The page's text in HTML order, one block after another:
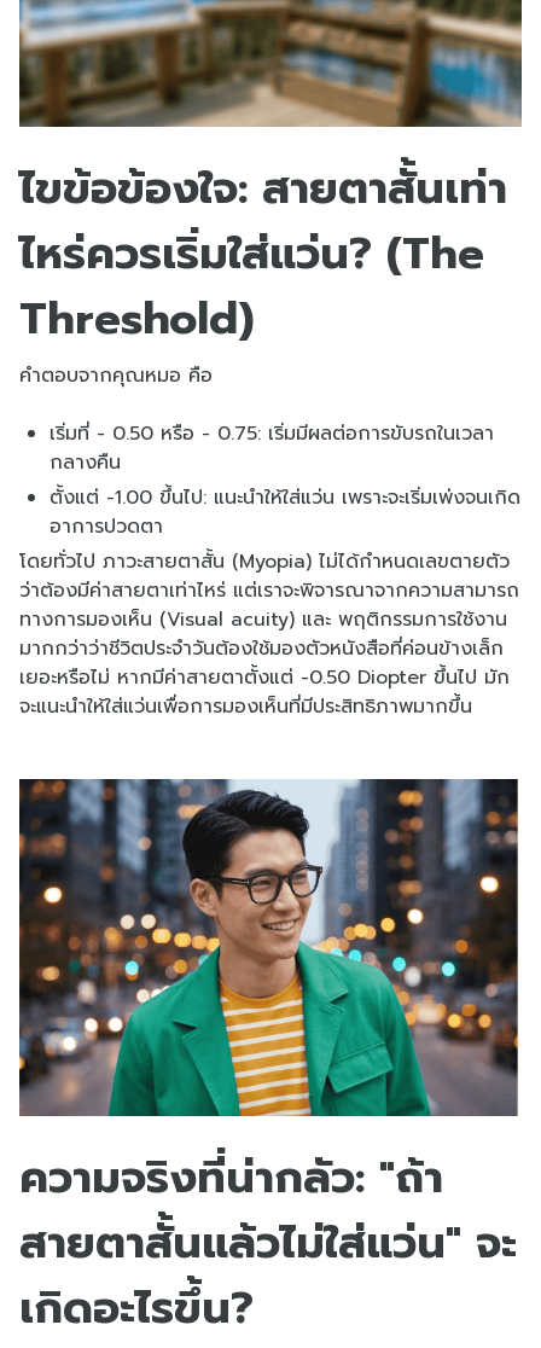
ไขข้อข้องใจ: สายตาสั้นเท่า
ไหร่ควรเริ่มใส่แว่น? (The
Threshold)
คำตอบจากคุณหมอ คือ
เริ่มที่ - 0.50 หรือ - 0.75: เริ่มมีผลต่อการขับรถในเวลา
กลางคืน
ตั้งแต่ -1.00 ขึ้นไป: แนะนำให้ใส่แว่น เพราะจะเริ่มเพ่งจนเกิด
อาการปวดตา
โดยทั่วไป ภาวะสายตาสั้น (Myopia) ไม่ได้กำหนดเลขตายตัว
ว่าต้องมีค่าสายตาเท่าไหร่ แต่เราจะพิจารณาจากความสามารถ
ทางการมองเห็น (Visual acuity) และ พฤติกรรมการใช้งาน
มากกว่าว่าชีวิตประจำวันต้องใช้มองตัวหนังสือที่ค่อนข้างเล็ก
เยอะหรือไม่ หากมีค่าสายตาตั้งแต่ -0.50 Diopter ขึ้นไป มัก
จะแนะนำให้ใส่แว่นเพื่อการมองเห็นที่มีประสิทธิภาพมากขึ้น
ความจริงที่น่ากลัว: "ถ้า
สายตาสั้นแล้วไม่ใส่แว่น" จะ
เกิดอะไรขึ้น?